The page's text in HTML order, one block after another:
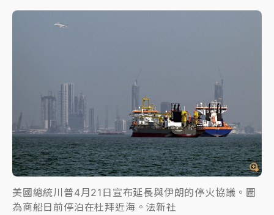
暑假過三周才推「E宿新北打卡趣」！抽獎程序複雜 觀
故宮《龍藏經》特展第2檔！今線上預約開賣一度塞車
周六起展出延長至晚上7時
台東農業處長涉圖利渡假村！東檢抗告成功 今重開羈
押庭
父親節泡湯了！中颱白海豚雨彈轟3天 「紅到發紫」降
雨熱區曝
美國總統川普4月21日宣布延長與伊朗的停火協議。圖
為商船日前停泊在杜拜近海。法新社